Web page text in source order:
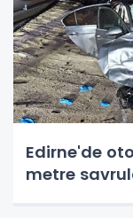
Edirne'de
metre